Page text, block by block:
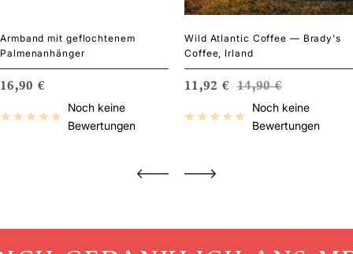
Armband mit geflochtenem
Palmenanhänger
ANGEBOTSPREIS
16,90 €
Noch keine
Bewertungen
Wild Atlantic Coffee — Brady's
Coffee, Irland
ANGEBOTSPREIS
11,92 € REGULÄRER
14,90 €
Noch keine
Bewertungen